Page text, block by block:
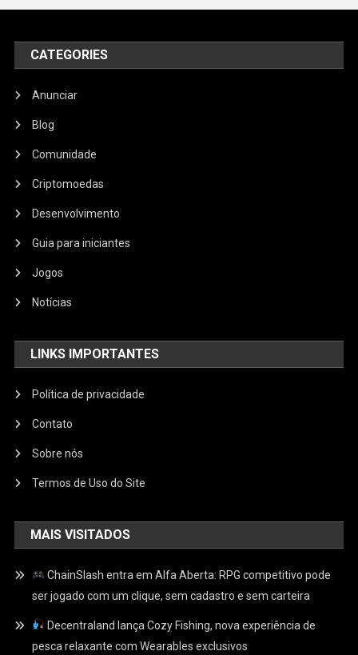
CATEGORIES
Anunciar
Blog
Comunidade
Criptomoedas
Desenvolvimento
Guia para iniciantes
Jogos
Notícias
LINKS IMPORTANTES
Política de privacidade
Contato
Sobre nós
Termos de Uso do Site
MAIS VISITADOS
ChainSlash entra em Alfa Aberta: RPG competitivo pode
ser jogado com um clique, sem cadastro e sem carteira
Decentraland lança Cozy Fishing, nova experiência de
pesca relaxante com Wearables exclusivos